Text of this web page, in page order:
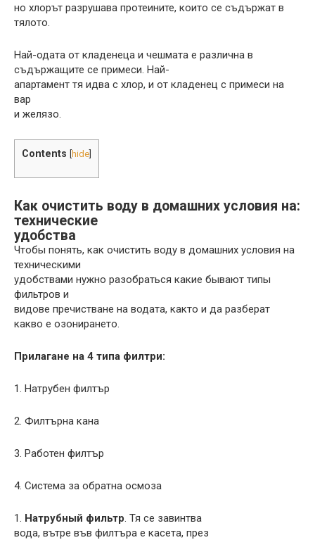
но хлорът разрушава протеините, които се съдържат в
тялото.
Най-одата от кладенеца и чешмата е различна в
съдържащите се примеси. Най-
апартамент тя идва с хлор, и от кладенец с примеси на
вар
и желязо.
Contents [hide]
Как очистить воду в домашних условия на:
технические
удобства
Чтобы понять, как очистить воду в домашних условия на
техническими
удобствами нужно разобраться какие бывают типы
фильтров и
видове пречистване на водата, както и да разберат
какво е озонирането.
Прилагане на 4 типа филтри:
1. Натрубен филтър
2. Филтърна кана
3. Работен филтър
4. Система за обратна осмоза
1. Натрубный фильтр. Тя се завинтва
вода, вътре във филтъра е касета, през